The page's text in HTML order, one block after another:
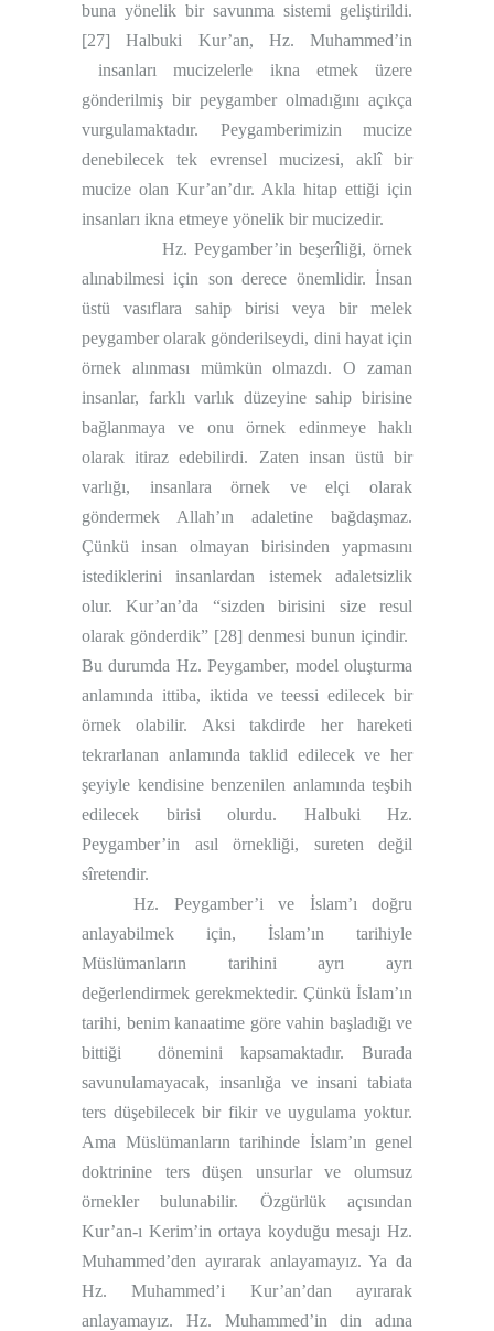
buna yönelik bir savunma sistemi geliştirildi.
[27] Halbuki Kur’an, Hz. Muhammed’in
insanları mucizelerle ikna etmek üzere
gönderilmiş bir peygamber olmadığını açıkça
vurgulamaktadır. Peygamberimizin mucize
denebilecek tek evrensel mucizesi, aklî bir
mucize olan Kur’an’dır. Akla hitap ettiği için
insanları ikna etmeye yönelik bir mucizedir.
Hz. Peygamber’in beşerîliği, örnek
alınabilmesi için son derece önemlidir. İnsan
üstü vasıflara sahip birisi veya bir melek
peygamber olarak gönderilseydi, dini hayat için
örnek alınması mümkün olmazdı. O zaman
insanlar, farklı varlık düzeyine sahip birisine
bağlanmaya ve onu örnek edinmeye haklı
olarak itiraz edebilirdi. Zaten insan üstü bir
varlığı, insanlara örnek ve elçi olarak
göndermek Allah’ın adaletine bağdaşmaz.
Çünkü insan olmayan birisinden yapmasını
istediklerini insanlardan istemek adaletsizlik
olur. Kur’an’da “sizden birisini size resul
olarak gönderdik” [28] denmesi bunun içindir.
Bu durumda Hz. Peygamber, model oluşturma
anlamında ittiba, iktida ve teessi edilecek bir
örnek olabilir. Aksi takdirde her hareketi
tekrarlanan anlamında taklid edilecek ve her
şeyiyle kendisine benzenilen anlamında teşbih
edilecek birisi olurdu. Halbuki Hz.
Peygamber’in asıl örnekliği, sureten değil
sîretendir.
Hz. Peygamber’i ve İslam’ı doğru
anlayabilmek için, İslam’ın tarihiyle
Müslümanların tarihini ayrı ayrı
değerlendirmek gerekmektedir. Çünkü İslam’ın
tarihi, benim kanaatime göre vahin başladığı ve
bittiği
dönemini kapsamaktadır. Burada
savunulamayacak, insanlığa ve insani tabiata
ters düşebilecek bir fikir ve uygulama yoktur.
Ama Müslümanların tarihinde İslam’ın genel
doktrinine ters düşen unsurlar ve olumsuz
örnekler bulunabilir. Özgürlük açısından
Kur’an-ı Kerim’in ortaya koyduğu mesajı Hz.
Muhammed’den ayırarak anlayamayız. Ya da
Hz. Muhammed’i Kur’an’dan ayırarak
anlayamayız. Hz. Muhammed’in din adına